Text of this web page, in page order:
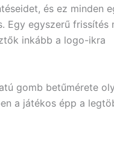
és ez minden
Egy egyszerű frissítés
inkább a logo-ikra
gomb betűmérete
a játékos épp a